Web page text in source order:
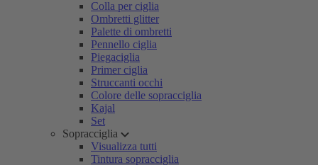
Colla per ciglia
Ombretti glitter
Palette di ombretti
Pennello ciglia
Piegaciglia
Primer ciglia
Struccanti occhi
Colore delle sopracciglia
Kajal
Set
Sopracciglia
Visualizza tutti
Tintura sopracciglia